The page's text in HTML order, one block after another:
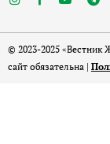
© 2023-2025 «Вестник
сайт обязательна |